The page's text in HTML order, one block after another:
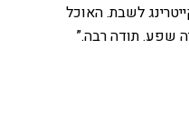
לשבת. האוכל
שפע. תודה רבה.”